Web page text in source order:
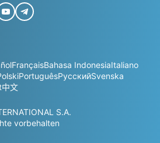
FrançaisBahasa IndonesiaItaliano
PortuguêsРусскийSvenska
中文
S.A.
vorbehalten